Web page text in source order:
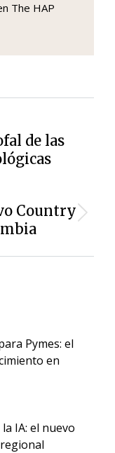
The HAP
de las
Country
Pymes: el
en
IA: el nuevo